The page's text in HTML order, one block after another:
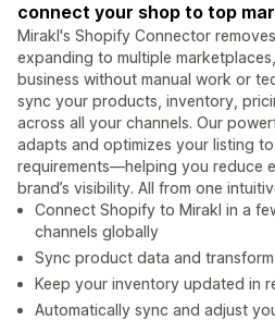
connect your shop to top
Mirakl's Shopify Connector
expanding to multiple
business without manual work or
sync your products, inventory,
across all your channels. Our
adapts and optimizes your listing to
requirements—helping you reduce
brand’s visibility. All from one
Connect Shopify to Mirakl in a
channels globally
Sync product data and transform
Keep your inventory updated in
Automatically sync and adjust